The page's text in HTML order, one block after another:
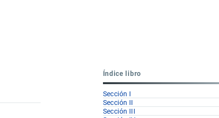
Índice libro
Sección I
Sección II
Sección III